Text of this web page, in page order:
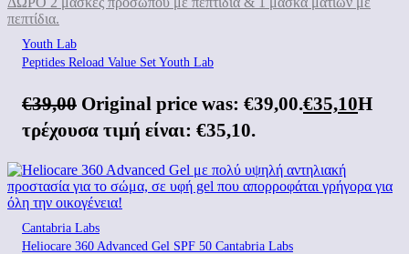
Youth Lab
Peptides Reload Value Set Youth Lab
€39,00 Original price was: €39,00.€35,10Η
τρέχουσα τιμή είναι: €35,10.
Cantabria Labs
Heliocare 360 Advanced Gel SPF 50 Cantabria Labs